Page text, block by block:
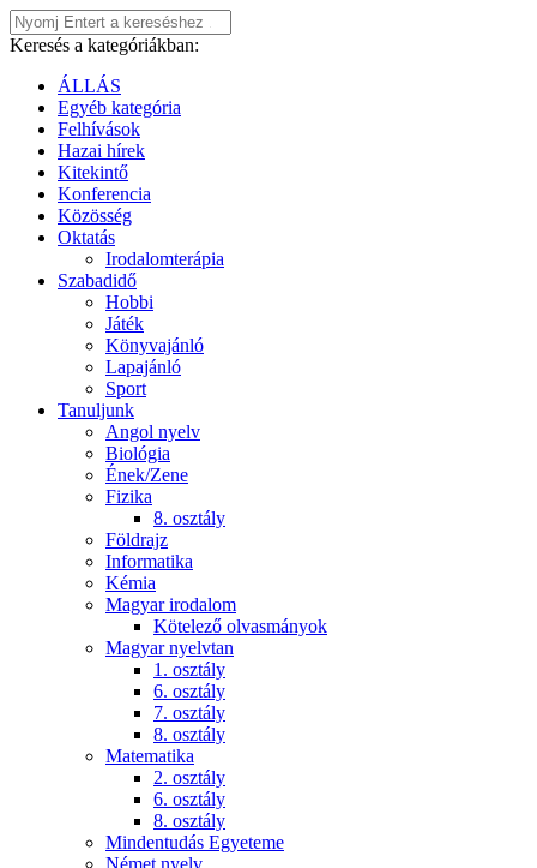
Keresés a kategóriákban:
ÁLLÁS
Egyéb kategória
Felhívások
Hazai hírek
Kitekintő
Konferencia
Közösség
Oktatás
Irodalomterápia
Szabadidő
Hobbi
Játék
Könyvajánló
Lapajánló
Sport
Tanuljunk
Angol nyelv
Biológia
Ének/Zene
Fizika
8. osztály
Földrajz
Informatika
Kémia
Magyar irodalom
Kötelező olvasmányok
Magyar nyelvtan
1. osztály
6. osztály
7. osztály
8. osztály
Matematika
2. osztály
6. osztály
8. osztály
Mindentudás Egyeteme
Német nyelv